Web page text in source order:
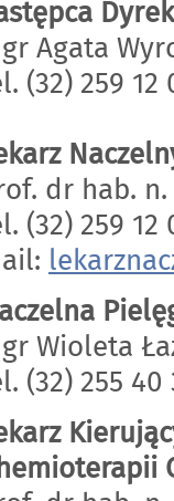
Agata
(32) 259
dr hab.
(32) 259 12
Wioleta
(32) 255 40